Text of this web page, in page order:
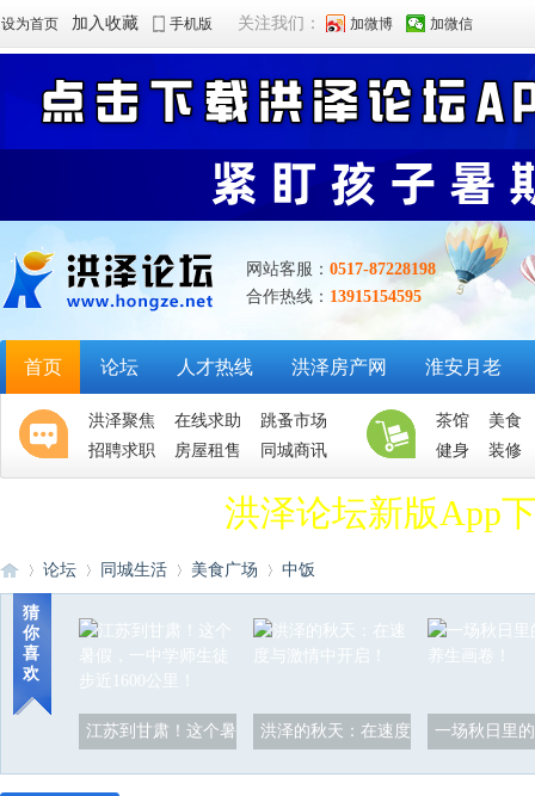
设为首页 加入收藏 手机版 关注我们： 加微博 加微信
网站客服： 0517-87228198
合作热线： 13915154595
首页 论坛 人才热线 洪泽房产网 淮安月老
洪泽聚焦 在线求助
跳蚤市场
招聘求职
房屋租售 同城商讯
茶馆
美食
健身
装修
洪泽论坛新版App
»
论坛 同城生活 美食广场 中饭
猜
你
喜
欢
江苏到甘肃！这个暑 洪泽的秋天：在速度 一场秋日里